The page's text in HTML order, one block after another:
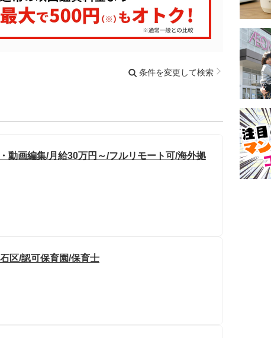
条件を変更して検索
動画編集/月給30万円～/フルリモート可/海外拠
区/認可保育園/保育士